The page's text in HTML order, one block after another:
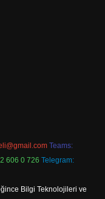
Teams:
606 0 726 Telegram:
Bilgi Teknolojileri ve